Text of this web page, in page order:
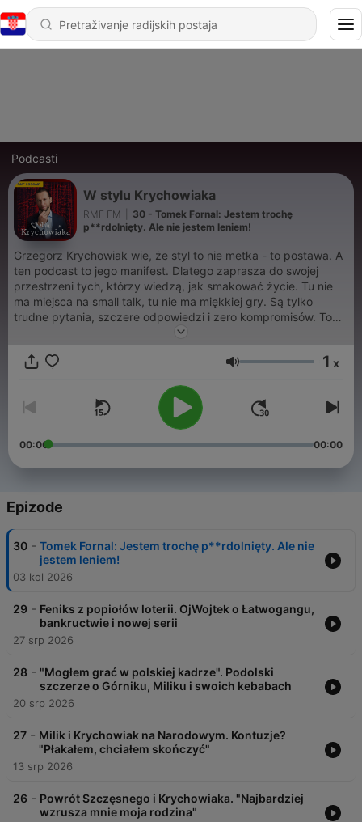
Podcasti
W stylu Krychowiaka
RMF FM
30 - Tomek Fornal: Jestem trochę
p**rdolnięty. Ale nie jestem leniem!
Grzegorz Krychowiak wie, że styl to nie metka - to postawa. A
ten podcast to jego manifest. Dlatego zaprasza do swojej
przestrzeni tych, którzy wiedzą, jak smakować życie. Tu nie
ma miejsca na small talk, tu nie ma miękkiej gry. Są tylko
trudne pytania, szczere odpowiedzi i zero kompromisów. To
nie będą zwykłe wywiady - to będzie podróż przez sport,
po wybieg.
Glasnoća 1 x
00:00 00:00
Epizode
30 - Tomek Fornal: Jestem trochę p**rdolnięty. Ale nie
jestem leniem!
03 kol 2026
29 - Feniks z popiołów loterii. OjWojtek o Łatwogangu,
bankructwie i nowej serii
27 srp 2026
28 - "Mogłem grać w polskiej kadrze". Podolski
szczerze o Górniku, Miliku i swoich kebabach
20 srp 2026
27 - Milik i Krychowiak na Narodowym. Kontuzje?
"Płakałem, chciałem skończyć"
13 srp 2026
26 - Powrót Szczęsnego i Krychowiaka. "Najbardziej
wzrusza mnie moja rodzina"